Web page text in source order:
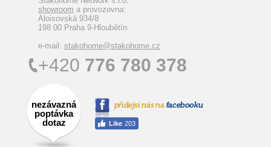
showroom a provozovna:
Aloisovská 934/8
198 00 Praha 9-Hloubětín
e-mail: stakohome@stakohome.cz
+420 776 780 378
nezávazná
poptávka
dotaz